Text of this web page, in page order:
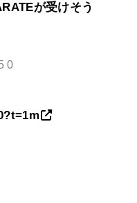
が受けそう
0